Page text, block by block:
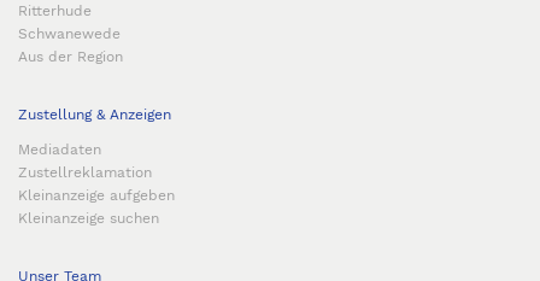
Ritterhude
Schwanewede
Aus der Region
Zustellung & Anzeigen
Mediadaten
Zustellreklamation
Kleinanzeige aufgeben
Kleinanzeige suchen
Unser Team